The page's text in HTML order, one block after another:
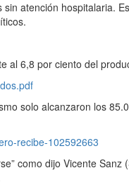
atención hospitalaria.
al 6,8 por ciento del
solo alcanzaron los
recibe-102592663
como dijo Vicente Sanz